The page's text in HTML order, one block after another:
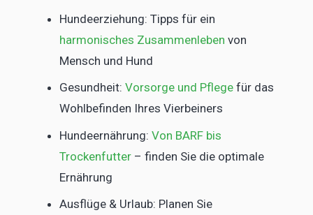
Hundeerziehung: Tipps für ein
harmonisches Zusammenleben von
Mensch und Hund
Gesundheit: Vorsorge und Pflege für das
Wohlbefinden Ihres Vierbeiners
Hundeernährung: Von BARF bis
Trockenfutter – finden Sie die optimale
Ernährung
Ausflüge & Urlaub: Planen Sie